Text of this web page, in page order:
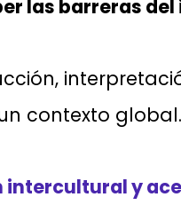
las barreras
contexto global.
intercultural y